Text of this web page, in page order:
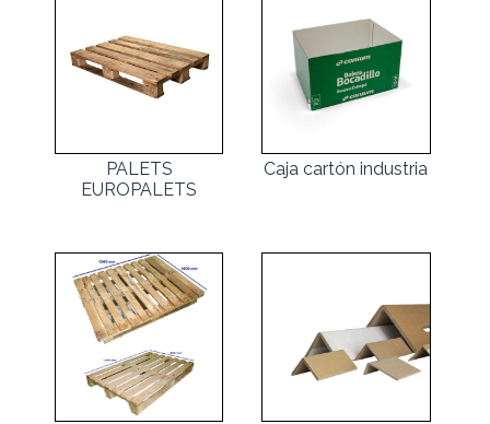
PALETS
EUROPALETS
Caja cartón industria